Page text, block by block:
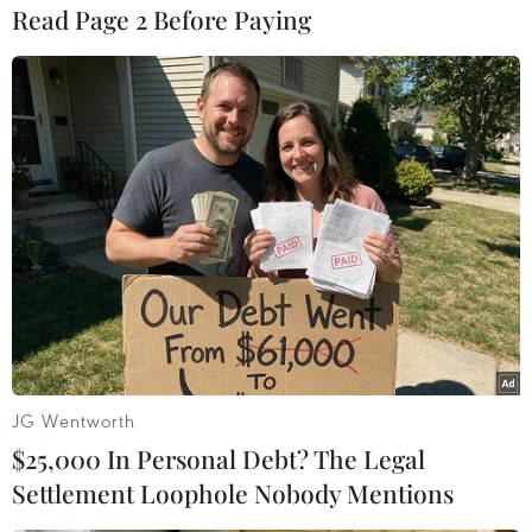
#An ninh xã hội
#Chính trị #VietnamPlus
Syria
Theo dõi VietnamPlus
TIN LIÊN QUAN
Read Page 2 Before Paying
JG Wentworth
$25,000 In Personal Debt? The Legal
Settlement Loophole Nobody Mentions